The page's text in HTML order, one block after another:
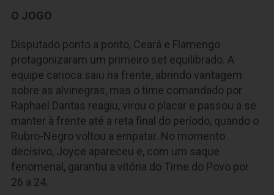
O JOGO
Disputado ponto a ponto, Ceará e Flamengo
protagonizaram um primeiro set equilibrado. A
equipe carioca saiu na frente, abrindo vantagem
sobre as alvinegras, mas o time comandado por
Raphael Dantas reagiu, virou o placar e passou a se
manter à frente até a reta final do período, quando o
Rubro-Negro voltou a empatar. No momento
decisivo, Joyce apareceu e, com um saque
fenomenal, garantiu a vitória do Time do Povo por
26 a 24.